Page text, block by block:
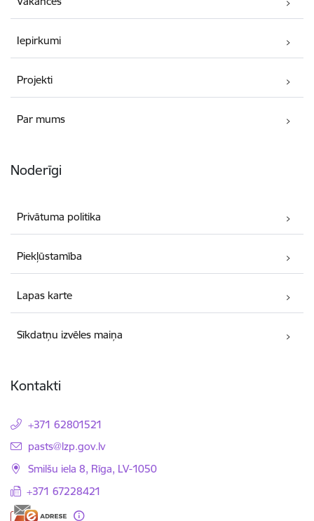
Iepirkumi
Projekti
Par mums
Noderīgi
Privātuma politika
Piekļūstamība
Lapas karte
Sīkdatņu izvēles maiņa
Kontakti
+371 62801521
E-pasts:
pasts@lzp.gov.lv
Smilšu iela 8, Rīga, LV-1050
+371 67228421